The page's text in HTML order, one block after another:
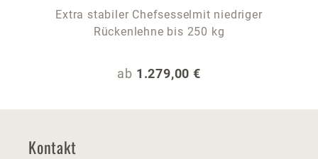
Extra stabiler Chefsesselmit niedriger
Rückenlehne bis 250 kg
Regulärer Preis:
ab 1.279,00 €
Kontakt